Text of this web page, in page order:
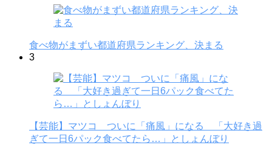
食べ物がまずい都道府県ランキング、決まる
3
【芸能】マツコ ついに「痛風」になる 「大好き過
ぎて一日6パック食べてたら…」としょんぼり